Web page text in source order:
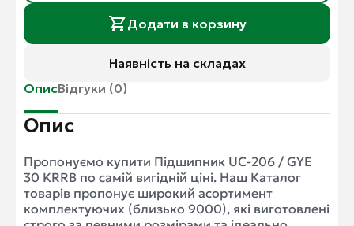
Додати в корзину
Наявність на складах
ОписВідгуки (0)
Опис
Пропонуємо купити Підшипник UC-206 / GYE
30 KRRB по самій вигідній ціні. Наш Каталог
товарів пропонує широкий асортимент
комплектуючих (близько 9000), які виготовлені